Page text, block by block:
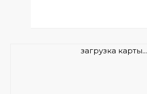
загрузка карты...